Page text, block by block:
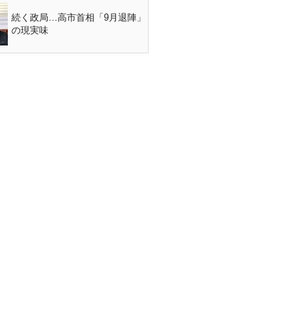
続く政局…高市首相「9月退陣」
の現実味